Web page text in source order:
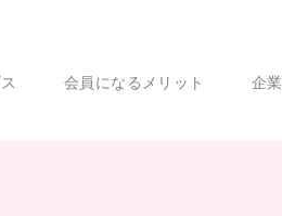
会員になるメリット 企